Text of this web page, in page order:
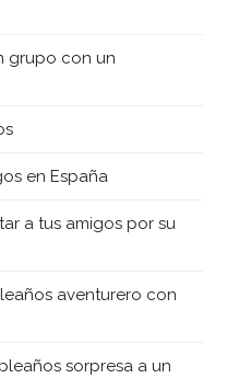
grupo con un
en España
a tus amigos por su
aventurero con
sorpresa a un